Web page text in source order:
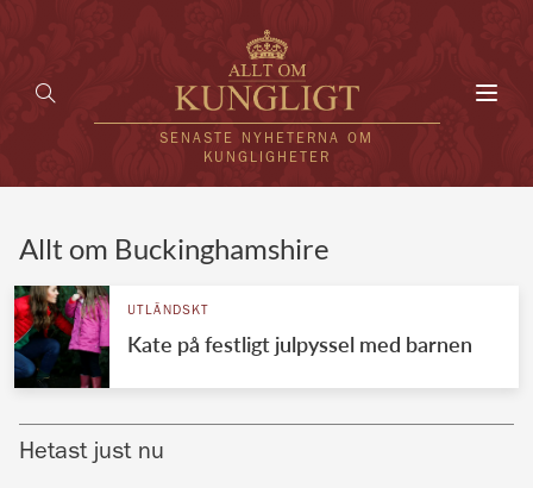
SENASTE NYHETERNA OM
KUNGLIGHETER
UTLÄNDSKT
VÄRLDENS KUNGAHUS
Allt om Buckinghamshire
UTLÄNDSKT
Kate på festligt julpyssel med barnen
Hetast just nu